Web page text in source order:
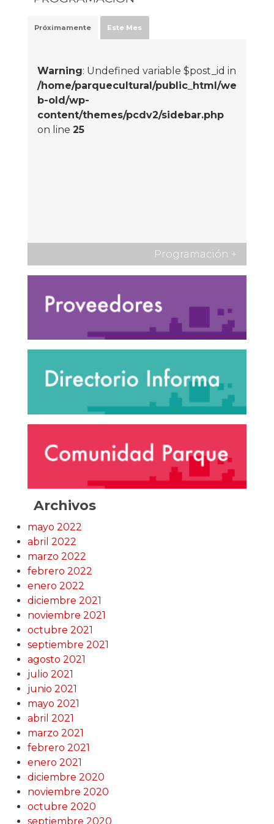
Próximamente Este Mes
Warning: Undefined variable $post_id in
/home/parquecultural/public_html/we
b-old/wp-
content/themes/pcdv2/sidebar.php
on line 25
Programación +
Archivos
mayo 2022
abril 2022
marzo 2022
febrero 2022
enero 2022
diciembre 2021
noviembre 2021
octubre 2021
septiembre 2021
agosto 2021
julio 2021
junio 2021
mayo 2021
abril 2021
marzo 2021
febrero 2021
enero 2021
diciembre 2020
noviembre 2020
octubre 2020
septiembre 2020